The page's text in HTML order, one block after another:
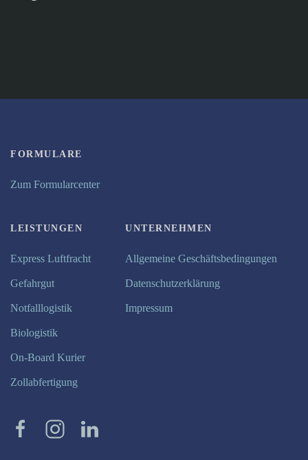
FORMULARE
Zum Formularcenter
LEISTUNGEN
Express Luftfracht
Gefahrgut
Notfalllogistik
Biologistik
On-Board Kurier
Zollabfertigung
UNTERNEHMEN
Allgemeine Geschäftsbedingungen
Datenschutzerklärung
Impressum